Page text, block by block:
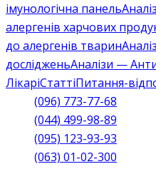
імунологічна панель
алергенів харчових
до алергенів тварин
дослідженьАналізи —
ЛікаріСтаттіПитання-
(096) 773-77-68
(044) 499-98-89
(095) 123-93-93
(063) 01-02-300